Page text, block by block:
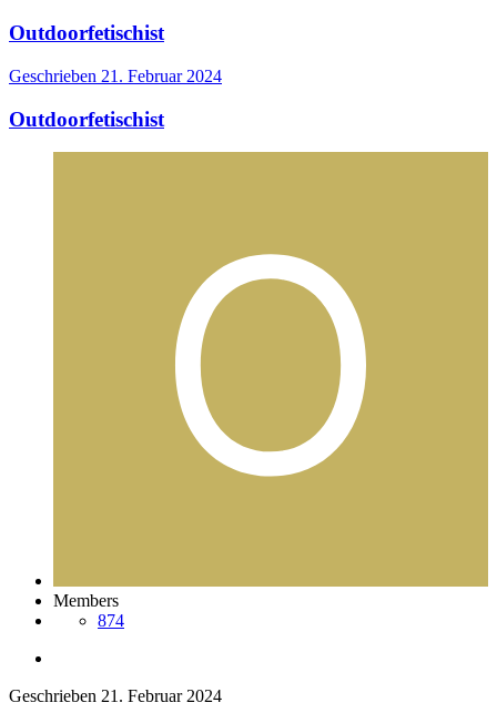
Outdoorfetischist
Geschrieben 21. Februar 2024
Outdoorfetischist
Members
874
Geschrieben 21. Februar 2024